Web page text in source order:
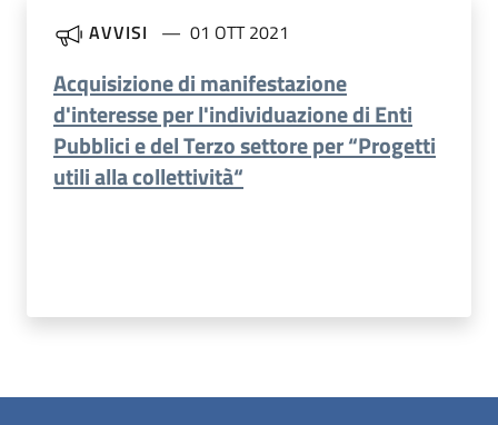
AVVISI 01 OTT 2021
Acquisizione di manifestazione
d'interesse per l'individuazione di Enti
Pubblici e del Terzo settore per “Progetti
utili alla collettività“